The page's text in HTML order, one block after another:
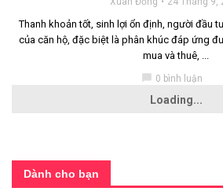
Thanh khoản tốt, sinh lợi ổn định, người đầu
của căn hộ, đặc biệt là phân khúc đáp ứng
mua và thuê, ...
chat_bubble 0 bình luận
Loading...
Dành cho bạn